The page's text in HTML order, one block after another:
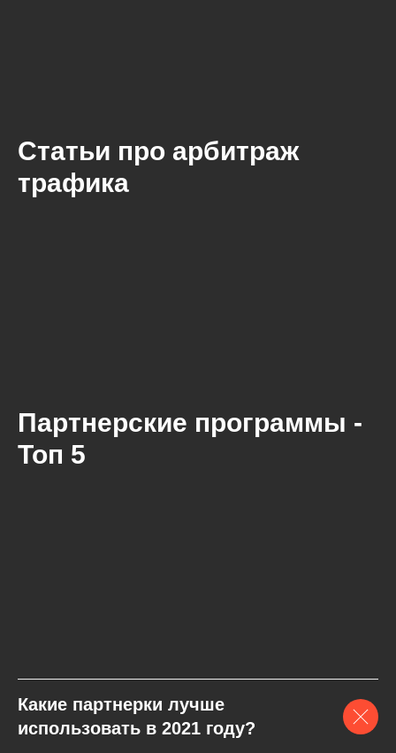
Статьи про арбитраж
трафика
Партнерские программы -
Топ 5
Какие партнерки лучше
использовать в 2021 году?